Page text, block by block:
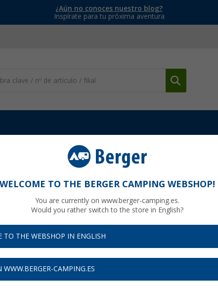
¿Aún no conoces nuestro blog?
Inspírate para tu próxima aventura
Impermeabilización, limpieza y mantenimiento
Steuber
telescópico / escoba telescópica 3,9
Precios
WELCOME TO THE BERGER CAMPING WEBSHOP!
You are currently on www.berger-camping.es.
Would you rather switch to the store in English?
TO THE WEBSHOP IN ENGLISH
WWW.BERGER-CAMPING.ES